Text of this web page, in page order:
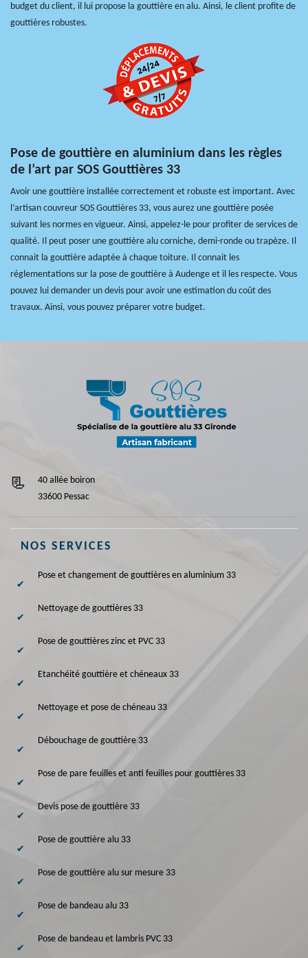
budget du client, il lui propose la gouttière en alu. Ainsi, le client profite de
gouttières robustes.
Pose de gouttière en aluminium dans les règles
de l’art par SOS Gouttières 33
Avoir une gouttière installée correctement et robuste est important. Avec
l’artisan couvreur SOS Gouttières 33, vous aurez une gouttière posée
suivant les normes en vigueur. Ainsi, appelez-le pour profiter de services de
qualité. Il peut poser une gouttière alu corniche, demi-ronde ou trapèze. Il
connait la gouttière adaptée à chaque toiture. Il connait les
réglementations sur la pose de gouttière à Audenge et il les respecte. Vous
pouvez lui demander un devis pour avoir une estimation du coût des
travaux. Ainsi, vous pouvez préparer votre budget.
40 allée boiron
33600 Pessac
NOS SERVICES
Pose et changement de gouttières en aluminium 33
Nettoyage de gouttières 33
Pose de gouttières zinc et PVC 33
Etanchéité gouttière et chéneaux 33
Nettoyage et pose de chéneau 33
Débouchage de gouttière 33
Pose de pare feuilles et anti feuilles pour gouttières 33
Devis pose de gouttière 33
Pose de gouttière alu 33
Pose de gouttière alu sur mesure 33
Pose de bandeau alu 33
Pose de bandeau et lambris PVC 33